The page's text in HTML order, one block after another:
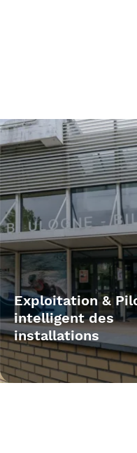
solution
Exploitation &
intelligent des
installations
En vous appuyant sur
d’automatismes et un
ajusté à l’usage des